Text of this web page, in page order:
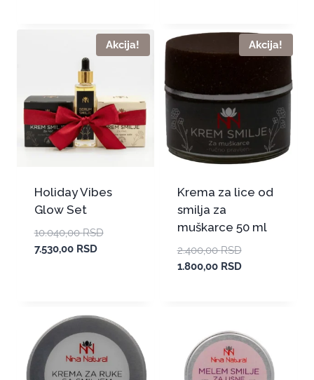
Akcija!
Holiday Vibes
Glow Set
10.040,00RSD
7.530,00 RSD
Akcija!
Krema za lice od
smilja za
muškarce 50 ml
2.400,00RSD
1.800,00 RSD